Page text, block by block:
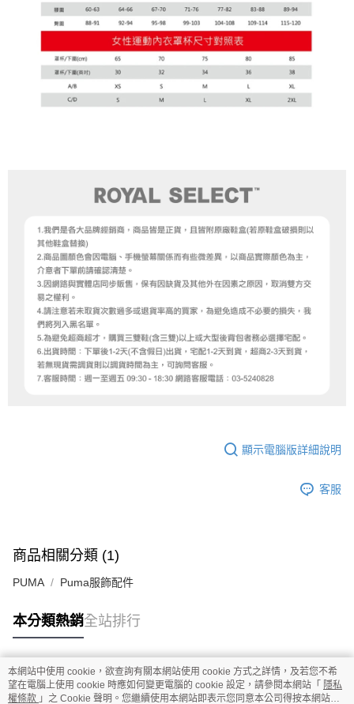
顯示電腦版詳細說明
客服
商品相關分類 (1)
PUMA Puma服飾配件
本分類熱銷全站排行
熱門標籤
本網站中使用 cookie，欲查詢有關本網站使用 cookie 方式之詳情，及若您不希
望在電腦上使用 cookie 時應如何變更電腦的 cookie 設定，請參閱本網站「 隱私
權條款 」之 Cookie 聲明。您繼續使用本網站即表示您同意本公司得按本網站使